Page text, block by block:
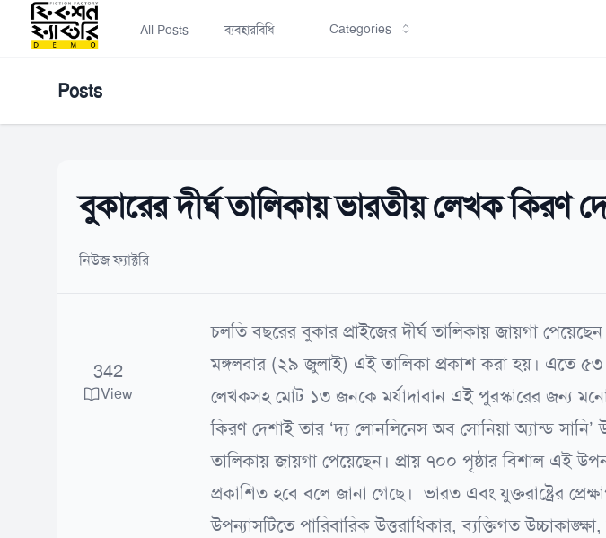
All Posts ব্যবহারবিধি Categories
Posts
বুকারের দীর্ঘ তালিকায় ভারতীয় লেখক কিরণ
নিউজ ফ্যাক্টরি
342
View
চলতি বছরের বুকার প্রাইজের দীর্ঘ তালিকায় জায়গা
মঙ্গলবার (২৯ জুলাই) এই তালিকা প্রকাশ করা হয়। এতে
লেখকসহ মোট ১৩ জনকে মর্যাদাবান এই পুরস্কারের জন্য
কিরণ দেশাই তার ‘দ্য লোনলিনেস অব সোনিয়া অ্যান্ড সানি’
তালিকায় জায়গা পেয়েছেন। প্রায় ৭০০ পৃষ্ঠার বিশাল এই
প্রকাশিত হবে বলে জানা গেছে। ভারত এবং যুক্তরাষ্ট্রের
উপন্যাসটিতে পারিবারিক উত্তরাধিকার, ব্যক্তিগত